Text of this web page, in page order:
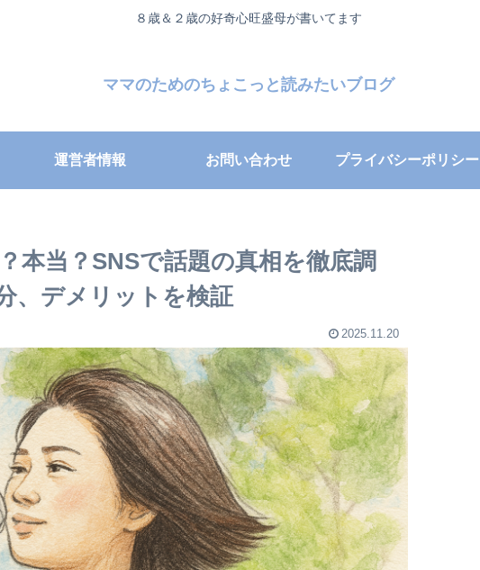
８歳＆２歳の好奇心旺盛母が書いてます
ママのためのちょこっと読みたいブログ
運営者情報 お問い合わせ プライバシーポリシー
本当？SNSで話題の真相を徹底調
、デメリットを検証
2025.11.20